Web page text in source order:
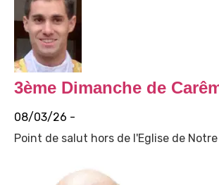
3ème Dimanche de
08/03/26 -
Point de salut hors de l'Eglise de